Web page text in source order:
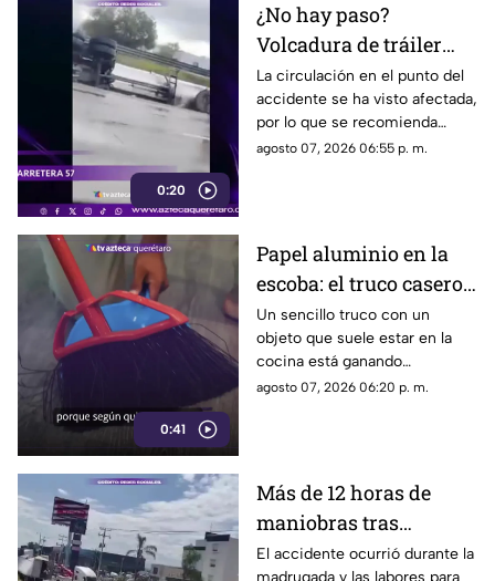
0:20
¿No hay paso?
Volcadura de tráiler
colapsa este punto de la
carretera 57
La circulación en el punto del
accidente se ha visto afectada,
por lo que se recomienda
considerar tiempos de
agosto 07, 2026 06:55 p. m.
0:41
Papel aluminio en la
escoba: el truco casero
que se volvió viral
Un sencillo truco con un
objeto que suele estar en la
cocina está ganando
popularidad entre quienes
agosto 07, 2026 06:20 p. m.
Más de 12 horas de
maniobras tras
volcadura de unidad
El accidente ocurrió durante la